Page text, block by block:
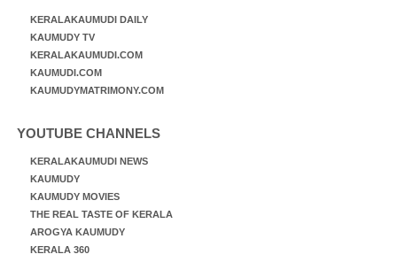
KERALAKAUMUDI DAILY
KAUMUDY TV
KERALAKAUMUDI.COM
KAUMUDI.COM
KAUMUDYMATRIMONY.COM
YOUTUBE CHANNELS
KERALAKAUMUDI NEWS
KAUMUDY
KAUMUDY MOVIES
THE REAL TASTE OF KERALA
AROGYA KAUMUDY
KERALA 360